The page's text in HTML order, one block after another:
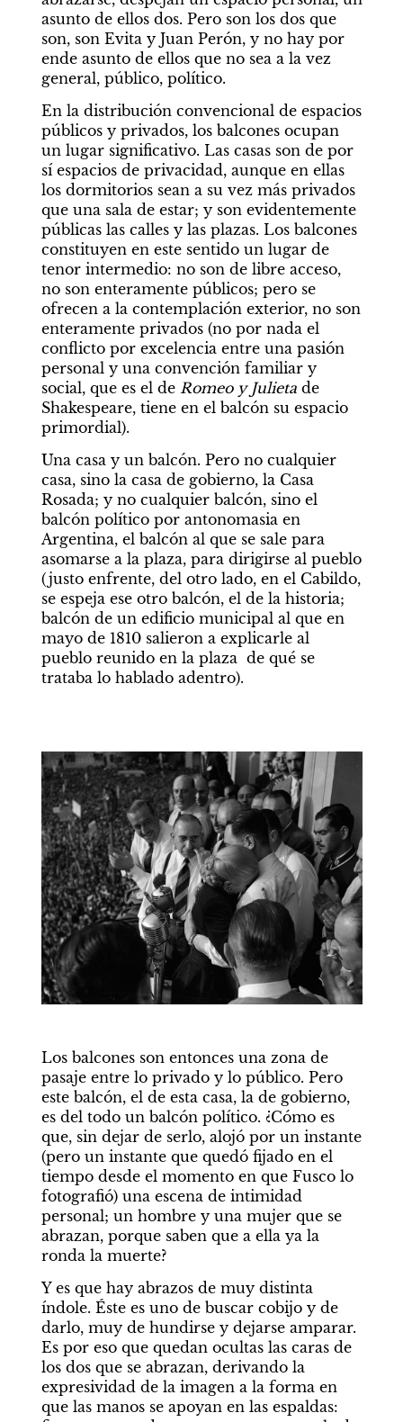
asunto de ellos dos. Pero son los dos que
son, son Evita y Juan Perón, y no hay por
ende asunto de ellos que no sea a la vez
general, público, político.
En la distribución convencional de espacios
públicos y privados, los balcones ocupan
un lugar significativo. Las casas son de por
sí espacios de privacidad, aunque en ellas
los dormitorios sean a su vez más privados
que una sala de estar; y son evidentemente
públicas las calles y las plazas. Los balcones
constituyen en este sentido un lugar de
tenor intermedio: no son de libre acceso,
no son enteramente públicos; pero se
ofrecen a la contemplación exterior, no son
enteramente privados (no por nada el
conflicto por excelencia entre una pasión
personal y una convención familiar y
social, que es el de Romeo y Julieta de
Shakespeare, tiene en el balcón su espacio
primordial).
Una casa y un balcón. Pero no cualquier
casa, sino la casa de gobierno, la Casa
Rosada; y no cualquier balcón, sino el
balcón político por antonomasia en
Argentina, el balcón al que se sale para
asomarse a la plaza, para dirigirse al pueblo
(justo enfrente, del otro lado, en el Cabildo,
se espeja ese otro balcón, el de la historia;
balcón de un edificio municipal al que en
mayo de 1810 salieron a explicarle al
pueblo reunido en la plaza  de qué se
trataba lo hablado adentro).
Los balcones son entonces una zona de
pasaje entre lo privado y lo público. Pero
este balcón, el de esta casa, la de gobierno,
es del todo un balcón político. ¿Cómo es
que, sin dejar de serlo, alojó por un instante
(pero un instante que quedó fijado en el
tiempo desde el momento en que Fusco lo
fotografió) una escena de intimidad
personal; un hombre y una mujer que se
abrazan, porque saben que a ella ya la
ronda la muerte?
Y es que hay abrazos de muy distinta
índole. Éste es uno de buscar cobijo y de
darlo, muy de hundirse y dejarse amparar.
Es por eso que quedan ocultas las caras de
los dos que se abrazan, derivando la
expresividad de la imagen a la forma en
que las manos se apoyan en las espaldas: